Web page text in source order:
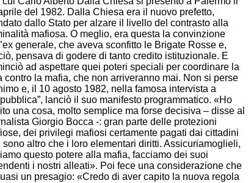
del 1982. Dalla Chiesa era il nuovo prefetto,
dallo Stato per alzare il livello del contrasto alla
mafiosa. O meglio, era questa la convinzione
generale, che aveva sconfitto le Brigate Rosse e,
pensava di godere di tanto credito istituzionale. E
ad aspettare quei poteri speciali per coordinare la
contro la mafia, che non arriveranno mai. Non si perse
e, il 10 agosto 1982, nella famosa intervista a
lanciò il suo manifesto programmatico. «Ho
una cosa, molto semplice ma forse decisiva – disse al
Giorgio Bocca -: gran parte delle protezioni
dei privilegi mafiosi certamente pagati dai cittadini
sono altro che i loro elementari diritti. Assicuriamoglieli,
questo potere alla mafia, facciamo dei suoi
i nostri alleati». Poi fece una considerazione che
un presagio: «Credo di aver capito la nuova regola